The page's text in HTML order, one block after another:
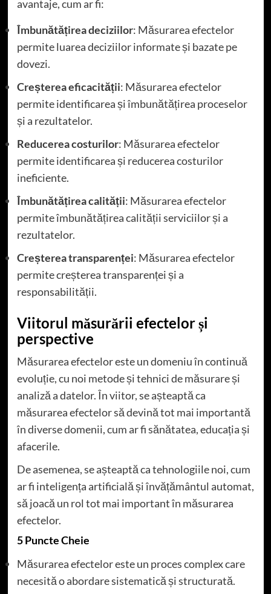
avantaje, cum ar fi:
Îmbunătățirea deciziilor: Măsurarea efectelor
permite luarea deciziilor informate și bazate pe
dovezi.
Creșterea eficacității: Măsurarea efectelor
permite identificarea și îmbunătățirea proceselor
și a rezultatelor.
Reducerea costurilor: Măsurarea efectelor
permite identificarea și reducerea costurilor
ineficiente.
Îmbunătățirea calității: Măsurarea efectelor
permite îmbunătățirea calității serviciilor și a
rezultatelor.
Creșterea transparenței: Măsurarea efectelor
permite creșterea transparenței și a
responsabilității.
Viitorul măsurării efectelor și
perspective
Măsurarea efectelor este un domeniu în continuă
evoluție, cu noi metode și tehnici de măsurare și
analiză a datelor. În viitor, se așteaptă ca
măsurarea efectelor să devină tot mai importantă
în diverse domenii, cum ar fi sănătatea, educația și
afacerile.
De asemenea, se așteaptă ca tehnologiile noi, cum
ar fi inteligența artificială și învățământul automat,
să joacă un rol tot mai important în măsurarea
efectelor.
5 Puncte Cheie
Măsurarea efectelor este un proces complex care
necesită o abordare sistematică și structurată.